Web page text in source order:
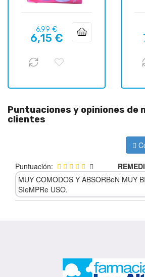
Precio
regular
6,99 €Precio
6,15 €
Puntuaciones y opiniones de
clientes
Puntuación:
MUY COMODOS Y ABSORBeN MUY
SIeMPRe USO.